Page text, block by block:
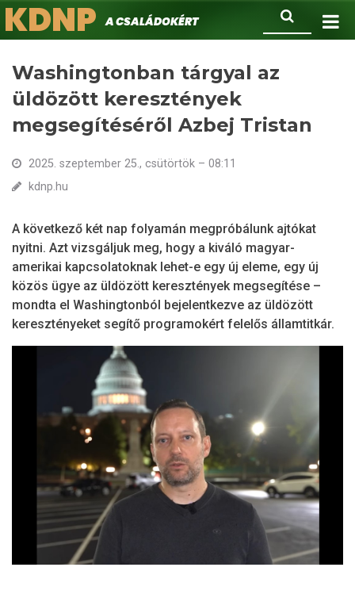
Ugrás
a
Keresés
KDNPA családokért.
Washingtonban tárgyal az
üldözött keresztények
megsegítéséről Azbej Tristan
2025. szeptember 25., csütörtök – 08:11
kdnp.hu
A következő két nap folyamán megpróbálunk ajtókat
nyitni. Azt vizsgáljuk meg, hogy a kiváló magyar-
amerikai kapcsolatoknak lehet-e egy új eleme, egy új
közös ügye az üldözött keresztények megsegítése –
mondta el Washingtonból bejelentkezve az üldözött
keresztényeket segítő programokért felelős államtitkár.